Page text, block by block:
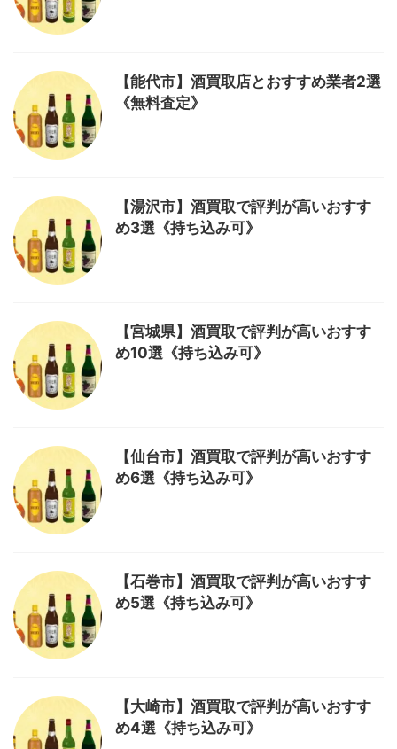
【能代市】酒買取店とおすすめ業者2選
《無料査定》
【湯沢市】酒買取で評判が高いおすす
め3選《持ち込み可》
【宮城県】酒買取で評判が高いおすす
め10選《持ち込み可》
【仙台市】酒買取で評判が高いおすす
め6選《持ち込み可》
【石巻市】酒買取で評判が高いおすす
め5選《持ち込み可》
【大崎市】酒買取で評判が高いおすす
め4選《持ち込み可》